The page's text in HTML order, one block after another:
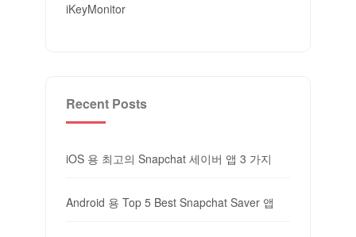
iKeyMonitor
Recent Posts
iOS 용 최고의 Snapchat 세이버 앱 3 가지
Android 용 Top 5 Best Snapchat Saver 앱